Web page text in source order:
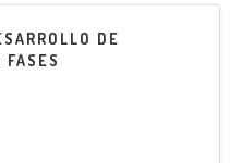
DE